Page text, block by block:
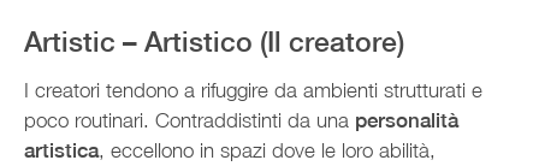
Artistic – Artistico (Il creatore)
I creatori tendono a rifuggire da ambienti strutturati e
poco routinari. Contraddistinti da una personalità
artistica, eccellono in spazi dove le loro abilità,